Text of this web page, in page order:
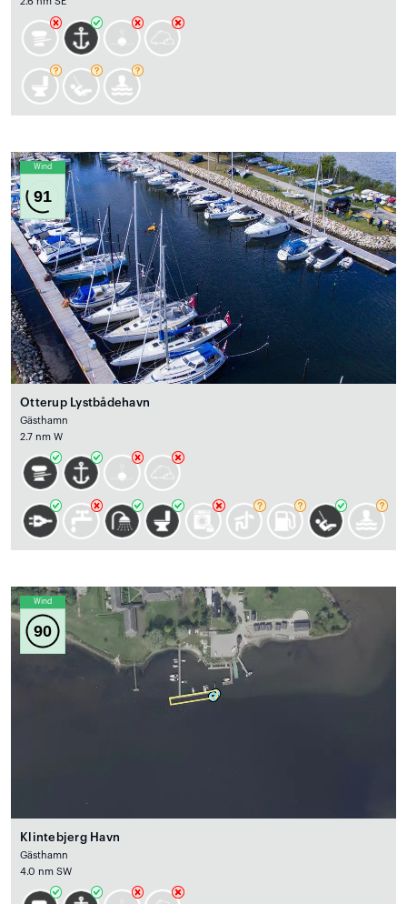
Wind
91
Otterup Lystbådehavn
Gästhamn
2.7 nm W
Wind
90
Klintebjerg Havn
Gästhamn
4.0 nm SW